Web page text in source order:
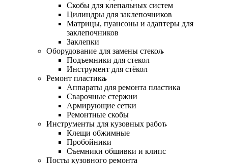
Скобы для клепальных систем
Цилиндры для заклепочников
Матрицы, пуансоны и адаптеры для
заклепочников
Заклепки
Оборудование для замены стекол
Подъемники для стекол
Инструмент для стёкол
Ремонт пластика
Аппараты для ремонта пластика
Сварочные стержни
Армирующие сетки
Ремонтные скобы
Инструменты для кузовных работ
Клещи обжимные
Пробойники
Съемники обшивки и клипс
Посты кузовного ремонта